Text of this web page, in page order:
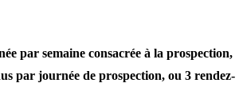
par semaine consacrée à la prospection,
par journée de prospection, ou 3 rendez-